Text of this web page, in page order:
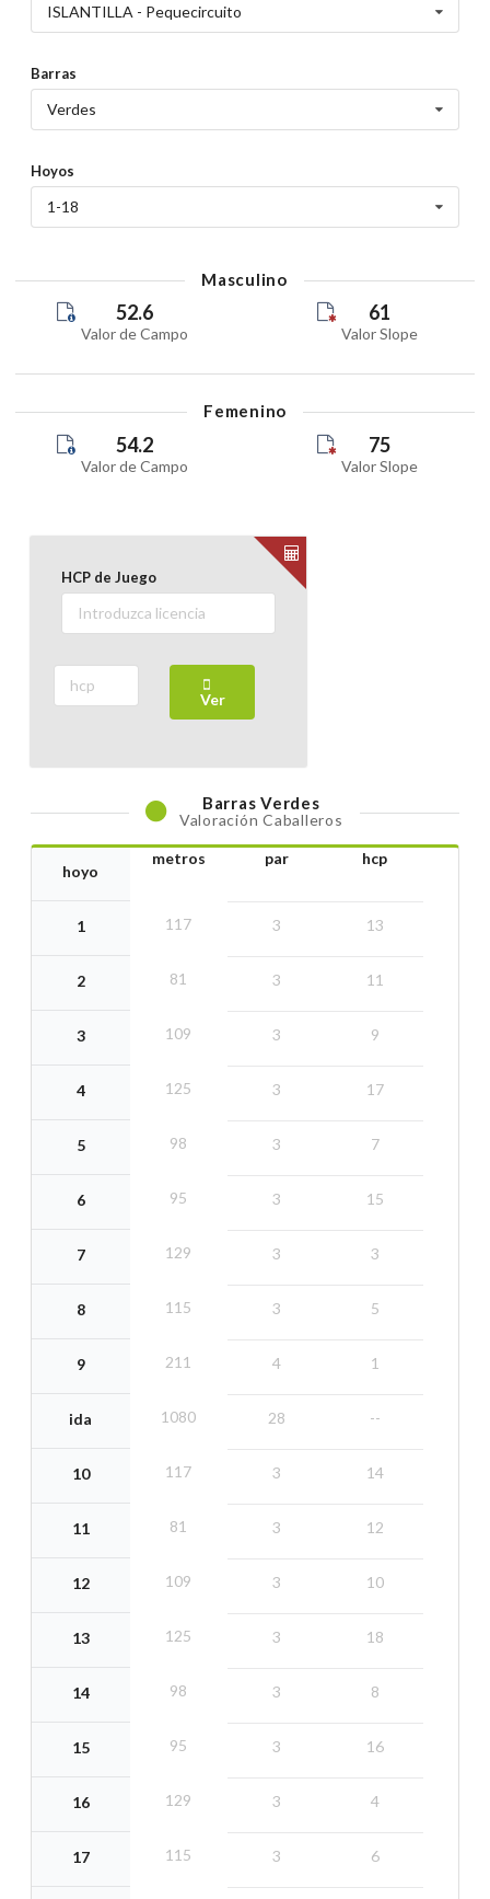
ISLANTILLA - Pequecircuito
Barras
Verdes
Hoyos
1-18
Masculino
52.6
Valor de Campo
61
Valor Slope
Femenino
54.2
Valor de Campo
75
Valor Slope
HCP de Juego
Ver
BarrasVerdes
Valoración Caballeros
hoyo
1
2
3
4
5
6
7
8
9
ida
10
11
12
13
14
15
16
17
metros
117
81
109
125
98
95
129
115
211
1080
117
81
109
125
98
95
129
115
par
3
3
3
3
3
3
3
3
4
28
3
3
3
3
3
3
3
3
hcp
13
11
9
17
7
15
3
5
1
--
14
12
10
18
8
16
4
6